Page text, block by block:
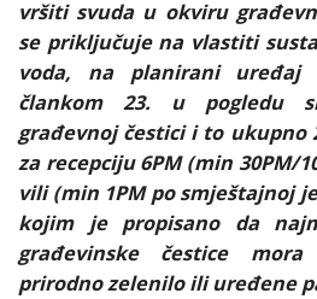
vršiti svuda u okviru
se priključuje na vlastiti
voda, na planirani uređaj
člankom 23. u pogledu
građevnoj čestici i to ukupno
za recepciju 6PM (min 30PM/
vili (min 1PM po smještajnoj
kojim je propisano da
građevinske čestice
prirodno zelenilo ili uređene